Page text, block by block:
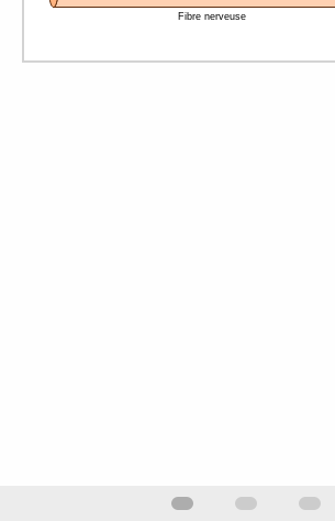
Fibre nerveuse